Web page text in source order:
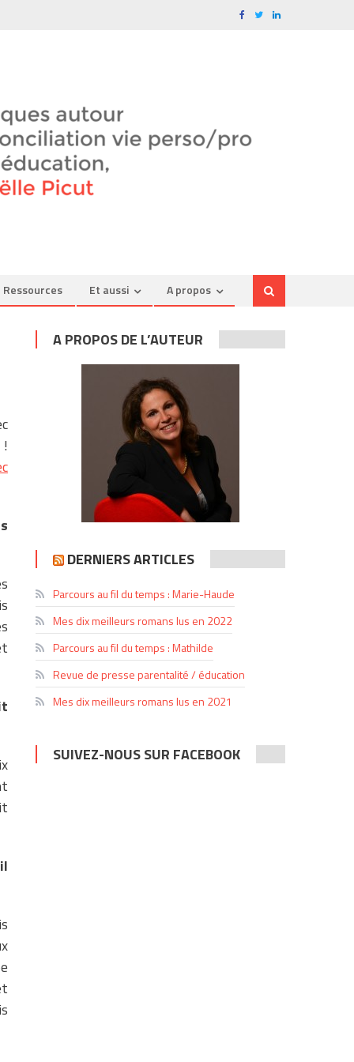
Ressources Et aussi A propos
A PROPOS DE L’AUTEUR
DERNIERS ARTICLES
Parcours au fil du temps : Marie-Haude
Mes dix meilleurs romans lus en 2022
Parcours au fil du temps : Mathilde
Revue de presse parentalité / éducation
Mes dix meilleurs romans lus en 2021
SUIVEZ-NOUS SUR FACEBOOK